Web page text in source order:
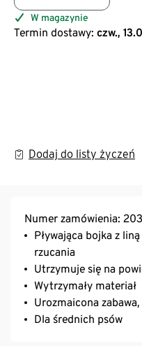
W magazynie
Termin dostawy: czw.,
Dodaj do listy życzeń
Numer zamówienia:
Pływająca bojka z
rzucania
Utrzymuje się na
Wytrzymały materiał
Urozmaicona
Dla średnich psów